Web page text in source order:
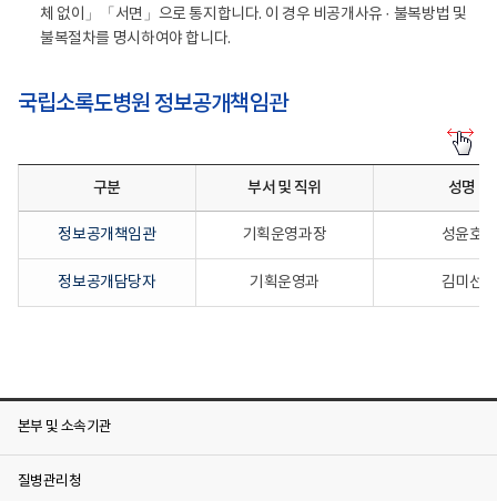
체 없이」「서면」으로 통지합니다. 이 경우 비공개사유 · 불복방법 및
불복절차를 명시하여야 합니다.
국립소록도병원 정보공개책임관
도
정
분,
부
서
및
직
위,
구분 부서 및 직위 성명
정보공개책임관 기획운영과장 성윤호
정보공개담당자 기획운영과 김미선
본부 및 소속기관
질병관리청